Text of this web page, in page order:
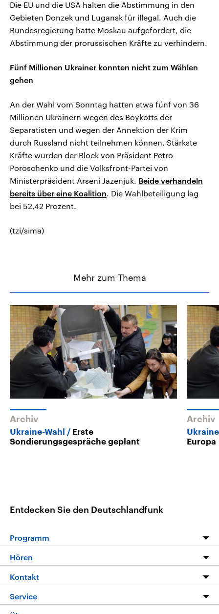
Die EU und die USA halten die Abstimmung in den
Gebieten Donzek und Lugansk für illegal. Auch die
Bundesregierung hatte Moskau aufgefordert, die
Abstimmung der prorussischen Kräfte zu verhindern.
Fünf Millionen Ukrainer konnten nicht zum Wählen
gehen
An der Wahl vom Sonntag hatten etwa fünf von 36
Millionen Ukrainern wegen des Boykotts der
Separatisten und wegen der Annektion der Krim
durch Russland nicht teilnehmen können. Stärkste
Kräfte wurden der Block von Präsident Petro
Poroschenko und die Volksfront-Partei von
Ministerpräsident Arseni Jazenjuk. Beide verhandeln
bereits über eine Koalition. Die Wahlbeteiligung lag
bei 52,42 Prozent.
(tzi/sima)
Mehr zum Thema
Archiv
Ukraine-Wahl
Erste
Sondierungsgespräche geplant
Archiv
Europa
Entdecken Sie den Deutschlandfunk
Programm
Programm
Die Nachrichten
Nachrichtenleicht
Hören
Livestream
Podcasts
Kontakt
Hörerservice
Service